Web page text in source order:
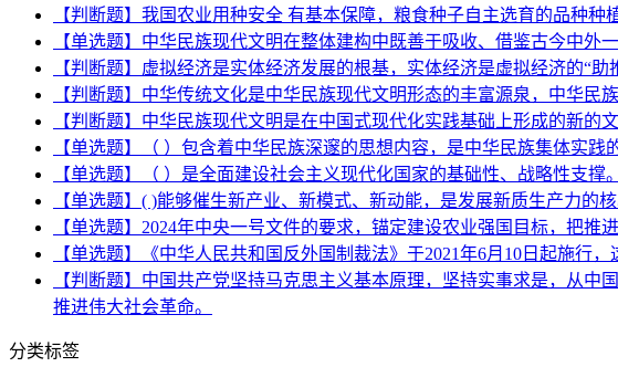
【判断题】我国农业用种安全 有基本保障，粮食种子自主选育的品种种
【单选题】中华民族现代文明在整体建构中既善于吸收、借鉴古今中
【判断题】虚拟经济是实体经济发展的根基，实体经济是虚拟经济的“助
【判断题】中华传统文化是中华民族现代文明形态的丰富源泉，中华民
【判断题】中华民族现代文明是在中国式现代化实践基础上形成的新的文
【单选题】（ ）包含着中华民族深邃的思想内容，是中华民族集体实践
【单选题】（ ）是全面建设社会主义现代化国家的基础性、战略性支撑。
【单选题】( )能够催生新产业、新模式、新动能，是发展新质生产力的核
【单选题】2024年中央一号文件的要求，锚定建设农业强国目标，把
【单选题】《中华人民共和国反外国制裁法》于2021年6月10日起施行，
【判断题】中国共产党坚持马克思主义基本原理，坚持实事求是，从
推进伟大社会革命。
分类标签